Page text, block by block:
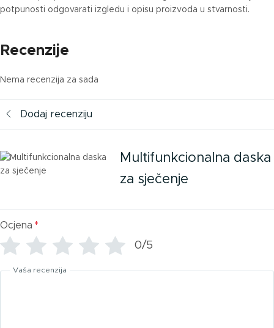
potpunosti odgovarati izgledu i opisu proizvoda u stvarnosti.
Recenzije
Nema recenzija za sada
Dodaj recenziju
Multifunkcionalna daska
za sječenje
Ocjena *
0/5
Vaša recenzija